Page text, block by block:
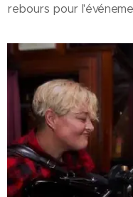
rebours pour